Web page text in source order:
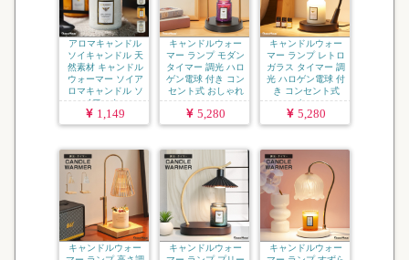
アロマキャンドル
ソイキャンドル 天
然素材 キャンドル
ウォーマー ソイア
ロマキャンドル ソ
イワック...
1,149
キャンドルウォー
マー ランプ モダン
タイマー 調光 ハロ
ゲン電球 付き コン
セント式 おしゃれ
...
5,280
キャンドルウォー
マー ランプ レトロ
ガラス タイマー 調
光 ハロゲン電球 付
き コンセント式
お...
5,280
キャンドルウォー
キャンドルウォー
キャンドルウォー